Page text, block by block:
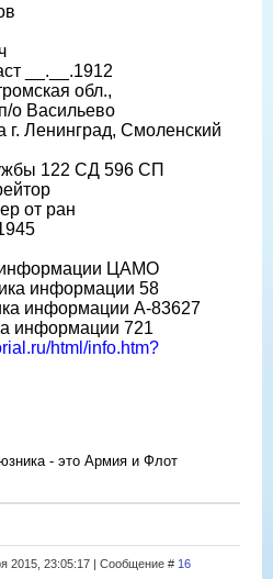
__.__.1912
обл.,
о Васильево
г. Ленинград, Смоленский
122 СД 596 СП
от ран
информации ЦАМО
информации 58
информации А-83627
информации 721
html/info.htm?
- это Армия и Флот
2015, 23:05:17 | Сообщение # 16